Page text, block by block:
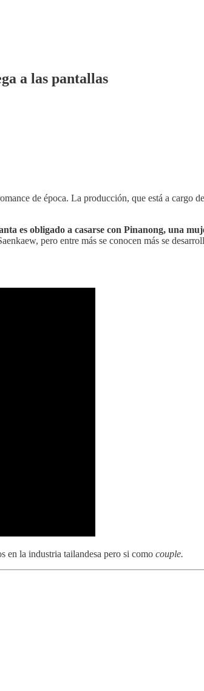
a las pantallas
de época. La producción, que está a cargo
es obligado a casarse con Pinanong, una
pero entre más se conocen más se
en la industria tailandesa pero si como couple.